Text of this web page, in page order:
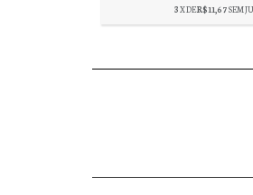
3X DER$11,67SEM